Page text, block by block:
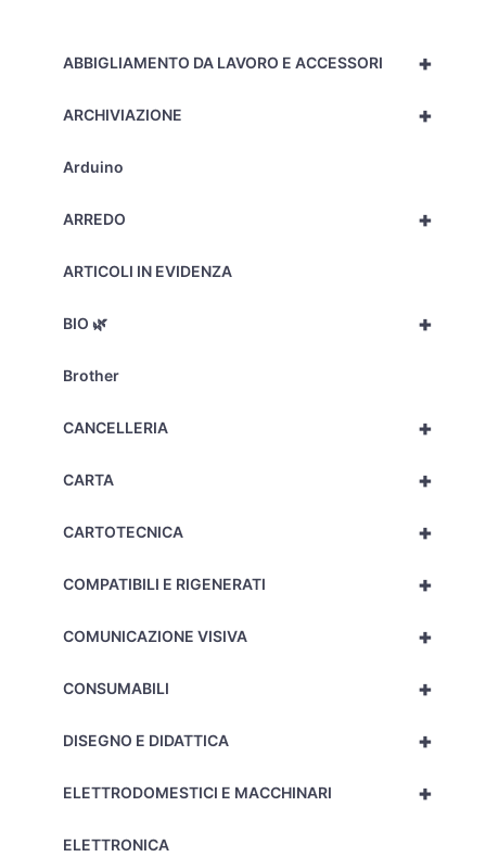
+
ABBIGLIAMENTO DA LAVORO E ACCESSORI
+
ARCHIVIAZIONE
Arduino
+
ARREDO
ARTICOLI IN EVIDENZA
+
BIO 🌿
Brother
+
CANCELLERIA
+
CARTA
+
CARTOTECNICA
+
COMPATIBILI E RIGENERATI
+
COMUNICAZIONE VISIVA
+
CONSUMABILI
+
DISEGNO E DIDATTICA
+
ELETTRODOMESTICI E MACCHINARI
ELETTRONICA